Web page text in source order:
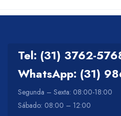
Tel: (31) 3762-
WhatsApp: (31)
Segunda – Sexta: 08:00-18:00
Sábado: 08:00 – 12:00